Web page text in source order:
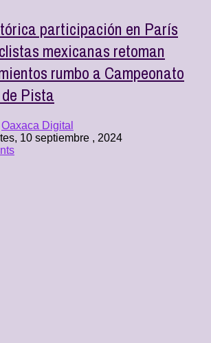
participación en París
mexicanas retoman
rumbo a Campeonato
Pista
Oaxaca Digital
10 septiembre , 2024